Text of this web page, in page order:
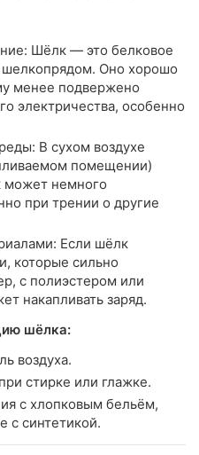
Шёлк — это белковое
Оно хорошо
менее подвержено
электричества, особенно
В сухом воздухе
помещении)
может немного
при трении о другие
Если шёлк
которые сильно
с полиэстером или
накапливать заряд.
шёлка:
воздуха.
стирке или глажке.
с хлопковым бельём,
с синтетикой.